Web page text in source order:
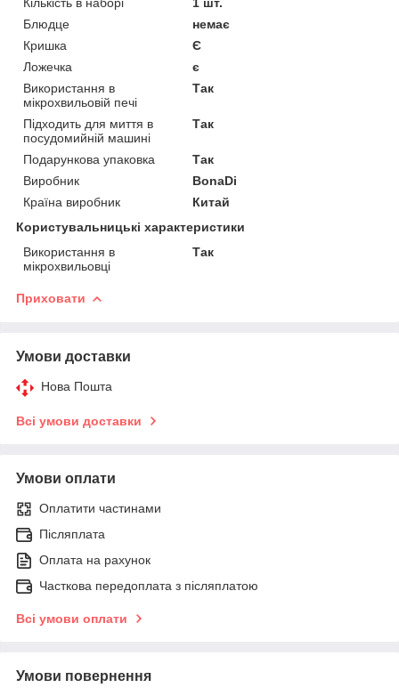
Блюдце
немає
Кришка
Є
Ложечка
є
Використання в
мікрохвильовій печі
Так
Підходить для миття в
посудомийній машині
Так
Подарункова упаковка
Так
Виробник
BonaDi
Країна виробник
Китай
Користувальницькі характеристики
Використання в
мікрохвильовці
Так
Приховати
Умови доставки
Нова Пошта
Всі умови доставки
Умови оплати
Оплатити частинами
Післяплата
Оплата на рахунок
Часткова передоплата з післяплатою
Всі умови оплати
Умови повернення